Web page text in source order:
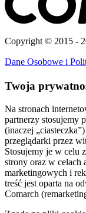
Copyright © 2015 -
Dane Osobowe i
Twoja
Na stronach
partnerzy stosujemy
(inaczej
przeglądarki przez
Stosujemy je w celu
strony oraz w celach
marketingowych i
treść jest oparta na
Comarch